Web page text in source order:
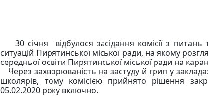
30 січня відбулося засідання комісії з питань
ситуацій Пирятинської міської ради, на якому
середньої освіти Пирятинської міської ради на
Через захворюваність на застуду й грип у
школярів, тому комісією прийнято рішення
05.02.2020 року включно.